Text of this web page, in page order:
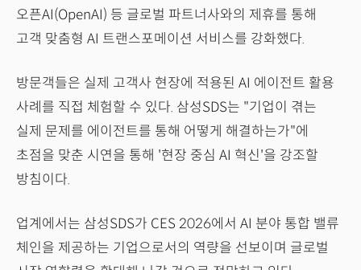
오픈AI(OpenAI) 등 글로벌 파트너사와의 제휴를 통해
고객 맞춤형 AI 트랜스포메이션 서비스를 강화했다.
방문객들은 실제 고객사 현장에 적용된 AI 에이전트 활용
사례를 직접 체험할 수 있다. 삼성SDS는 "기업이 겪는
실제 문제를 에이전트를 통해 어떻게 해결하는가"에
초점을 맞춘 시연을 통해 '현장 중심 AI 혁신'을 강조할
방침이다.
업계에서는 삼성SDS가 CES 2026에서 AI 분야 통합 밸류
체인을 제공하는 기업으로서의 역량을 선보이며 글로벌